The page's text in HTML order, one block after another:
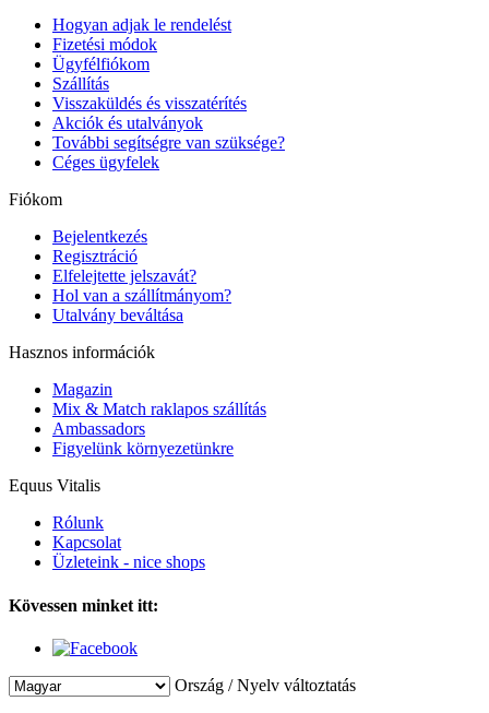
Hogyan adjak le rendelést
Fizetési módok
Ügyfélfiókom
Szállítás
Visszaküldés és visszatérítés
Akciók és utalványok
További segítségre van szüksége?
Céges ügyfelek
Fiókom
Bejelentkezés
Regisztráció
Elfelejtette jelszavát?
Hol van a szállítmányom?
Utalvány beváltása
Hasznos információk
Magazin
Mix & Match raklapos szállítás
Ambassadors
Figyelünk környezetünkre
Equus Vitalis
Rólunk
Kapcsolat
Üzleteink - nice shops
Kövessen minket itt:
Ország / Nyelv változtatás